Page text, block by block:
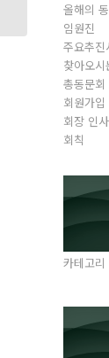
올해의
임원진
주요추진
찾아오시
총동문회
회원가입
회장 인
회칙
카테고리